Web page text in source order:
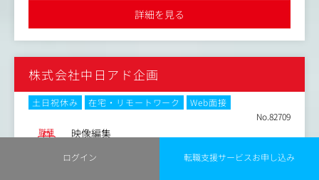
ログイン 転職支援サービスお申し込み
クライアント・営業・広告運用チーム等と連携し、目的・
ターゲット・訴求・KPI・媒体を整理します。
3.制作進行（撮影～編集の統括）
撮影ディレクション、編集者・外部パートナーへの指示出
しを行い、納期と品質を管理します。
編集初稿をクライアントへ提出。
らに磨き上げていきます。
タル、イベントプロモーションと、ワンストップで対応すること
●大手メディアから100％出資を受け、安定した経営基盤を誇りま
す
詳細を見る
株式会社中日アド企画
土日祝休み 在宅・リモートワーク
Web面接
No.82709
職種 映像編集
愛知県名古屋市中区三の丸1丁目5-2中日新聞社北